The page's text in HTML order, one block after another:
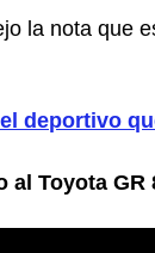
la nota que
deportivo
al Toyota GR